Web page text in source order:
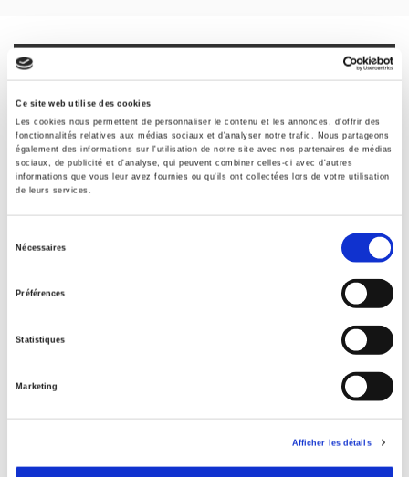
Ce site web utilise des cookies
Les cookies nous permettent de personnaliser le contenu et les annonces, d'offrir des
fonctionnalités relatives aux médias sociaux et d'analyser notre trafic. Nous partageons
également des informations sur l'utilisation de notre site avec nos partenaires de médias
sociaux, de publicité et d'analyse, qui peuvent combiner celles-ci avec d'autres
informations que vous leur avez fournies ou qu'ils ont collectées lors de votre utilisation
de leurs services.
Nécessaires
Préférences
Statistiques
Marketing
Afficher les détails
Formats
Contents
Specifications
Académique
French